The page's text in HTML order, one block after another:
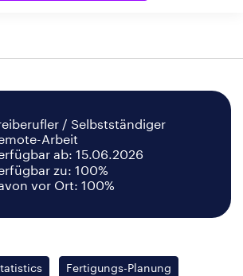
/ Selbstständiger
Arbeit
ab: 15.06.2026
zu: 100%
vor Ort: 100%
Fertigungs-Planung